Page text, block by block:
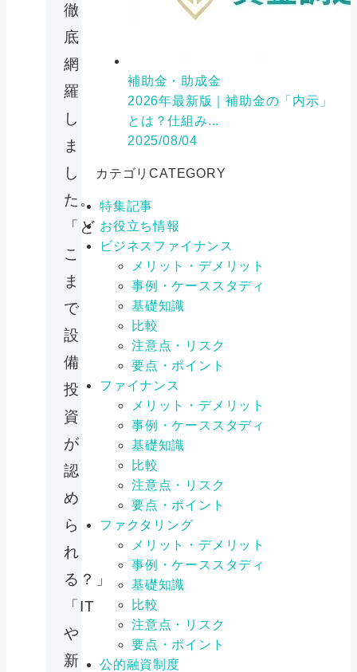
徹
底
網
羅
し
ま
し
た。
「ど
こ
ま
で
設
備
投
資
が
認
め
ら
れ
る？」
「IT
や
新
補助金・助成金
2026年最新版｜補助金の「内示」
とは？仕組み...
2025/08/04
カテゴリCATEGORY
特集記事
お役立ち情報
ビジネスファイナンス
メリット・デメリット
事例・ケーススタディ
基礎知識
比較
注意点・リスク
要点・ポイント
ファイナンス
メリット・デメリット
事例・ケーススタディ
基礎知識
比較
注意点・リスク
要点・ポイント
ファクタリング
メリット・デメリット
事例・ケーススタディ
基礎知識
比較
注意点・リスク
要点・ポイント
公的融資制度